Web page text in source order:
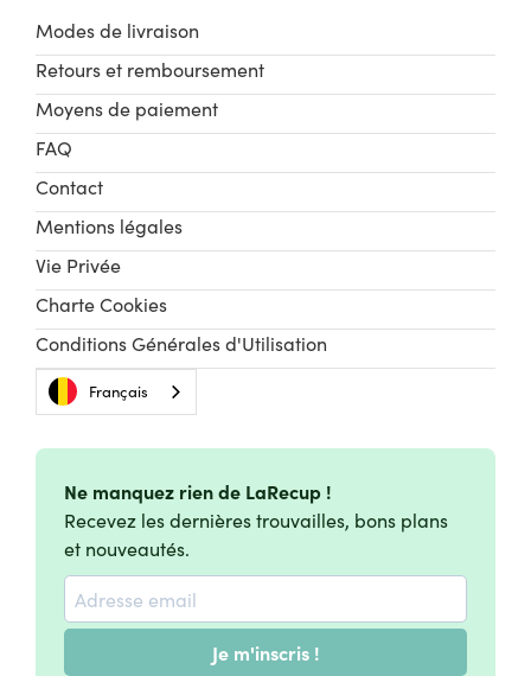
Modes de livraison
Retours et remboursement
Moyens de paiement
FAQ
Contact
Mentions légales
Vie Privée
Charte Cookies
Conditions Générales d'Utilisation
Français
Ne manquez rien de LaRecup !
Recevez les dernières trouvailles, bons plans
et nouveautés.
Je m'inscris !